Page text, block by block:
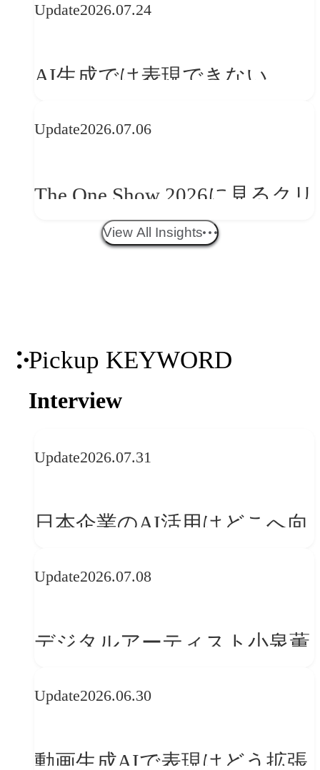
──「優れたブランド体験」
か
Update2026.07.24
AI生成では表現できない
望
Update2026.07.06
The One Show 2026に見るクリ
エイティブトレンド──社会
View All Insights
Pickup KEYWORD
Interview
Update2026.07.31
日本企業のAI活用はどこへ向
レンドに見る「人間中心」へ
Update2026.07.08
デジタルアーティスト小泉薫
ークフロー設計と「ノイズと
Update2026.06.30
動画生成AIで表現はどう拡張